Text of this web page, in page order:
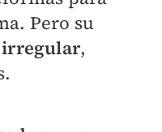
Pero su
irregular,